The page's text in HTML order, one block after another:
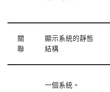
關
聯
顯示系統的靜態
結構
一個系統。